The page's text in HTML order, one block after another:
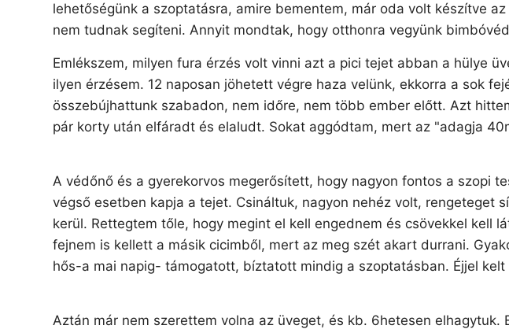
lehetőségünk a szoptatásra, amire bementem, már oda volt készítve
nem tudnak segíteni. Annyit mondtak, hogy otthonra vegyünk
Emlékszem, milyen fura érzés volt vinni azt a pici tejet abban a hülye
ilyen érzésem. 12 naposan jöhetett végre haza velünk, ekkorra a sok
összebújhattunk szabadon, nem időre, nem több ember előtt. Azt
pár korty után elfáradt és elaludt. Sokat aggódtam, mert az "adagja
A védőnő és a gyerekorvos megerősített, hogy nagyon fontos a szopi
végső esetben kapja a tejet. Csináltuk, nagyon nehéz volt, rengeteget
kerül. Rettegtem tőle, hogy megint el kell engednem és csövekkel kell
fejnem is kellett a másik cicimből, mert az meg szét akart durrani.
hős-a mai napig- támogatott, bíztatott mindig a szoptatásban. Éjjel
Aztán már nem szerettem volna az üveget, és kb. 6hetesen